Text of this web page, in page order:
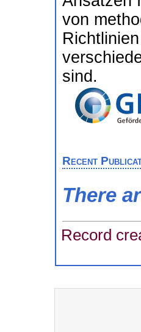
von
sind.
Recent
There
Record